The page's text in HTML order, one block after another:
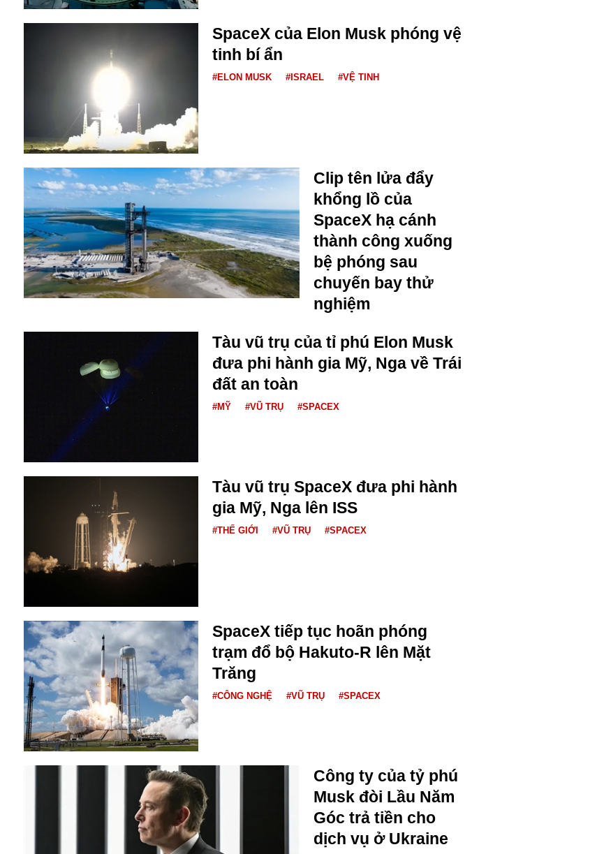
Bitcoin
Báo Nga có gì?
Biển Đông
Barrack Obama
Bắc Kinh
Buôn bán ở Nga
Bộ Quốc phòng
Bác Hồ
Bộ Y tế
Bình Định
Bulgaria
Crimea
Chính trị
Công nghệ
Chuyện hay
Chuyện lạ
Cuộc sống quanh ta
Casino
Chiến tranh thương mại
Chi hội phụ nữ TTTM Mátxcơva
SpaceX của Elon Musk phóng vệ
tinh bí ẩn
#ELON MUSK #ISRAEL #VỆ TINH
Clip tên lửa đẩy
khổng lồ của
SpaceX hạ cánh
thành công xuống
bệ phóng sau
chuyến bay thử
nghiệm
Tàu vũ trụ của tỉ phú Elon Musk
đưa phi hành gia Mỹ, Nga về Trái
đất an toàn
#MỸ #VŨ TRỤ #SPACEX
Tàu vũ trụ SpaceX đưa phi hành
gia Mỹ, Nga lên ISS
#THẾ GIỚI #VŨ TRỤ #SPACEX
SpaceX tiếp tục hoãn phóng
trạm đổ bộ Hakuto-R lên Mặt
Trăng
#CÔNG NGHỆ #VŨ TRỤ #SPACEX
Công ty của tỷ phú
Musk đòi Lầu Năm
Góc trả tiền cho
dịch vụ ở Ukraine